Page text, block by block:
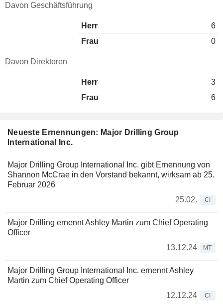
Neueste Ernennungen: Major Drilling Group
International Inc.
Major Drilling Group International Inc. gibt Ernennung von
Shannon McCrae in den Vorstand bekannt, wirksam ab 25.
Februar 2026
25.02.
CI
Major Drilling ernennt Ashley Martin zum Chief Operating
Officer
13.12.24
MT
Major Drilling Group International Inc. ernennt Ashley
Martin zum Chief Operating Officer
12.12.24
CI
Davon Geschäftsführung
Herr
6
Frau
0
Davon Direktoren
Herr
3
Frau
6